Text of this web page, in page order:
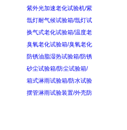
紫外光加速老化试验机/紫
氙灯耐气候试验箱/氙灯试
换气式老化试验箱/温度老
臭氧老化试验箱/臭氧老化
防锈油脂湿热试验箱/防锈
砂尘试验箱/防尘试验箱/
箱式淋雨试验箱/防水试验
摆管淋雨试验装置/外壳防